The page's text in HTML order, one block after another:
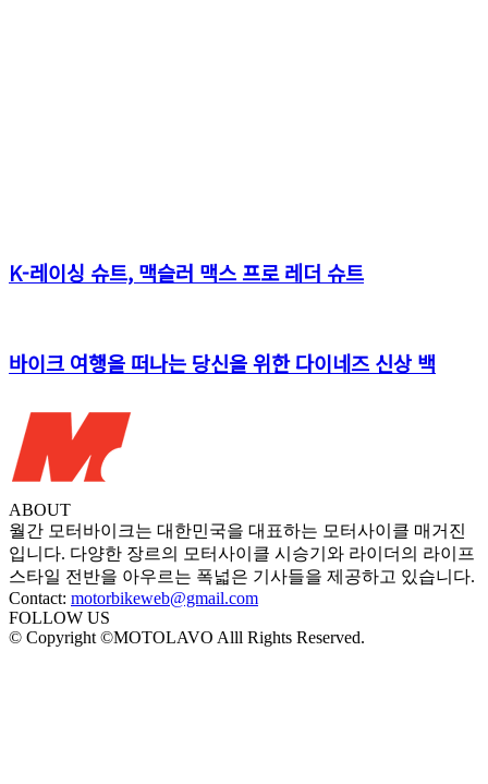
K-레이싱 슈트, 맥슬러 맥스 프로 레더 슈트
바이크 여행을 떠나는 당신을 위한 다이네즈 신상 백
ABOUT
월간 모터바이크는 대한민국을 대표하는 모터사이클 매거진
입니다. 다양한 장르의 모터사이클 시승기와 라이더의 라이프
스타일 전반을 아우르는 폭넓은 기사들을 제공하고 있습니다.
Contact: motorbikeweb@gmail.com
FOLLOW US
© Copyright ©MOTOLAVO Alll Rights Reserved.